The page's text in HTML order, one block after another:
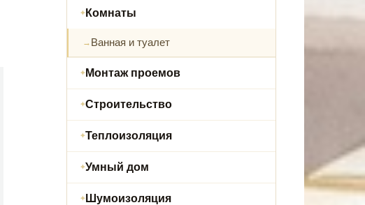
Комнаты
Ванная и туалет
Монтаж проемов
Строительство
Теплоизоляция
Умный дом
Шумоизоляция